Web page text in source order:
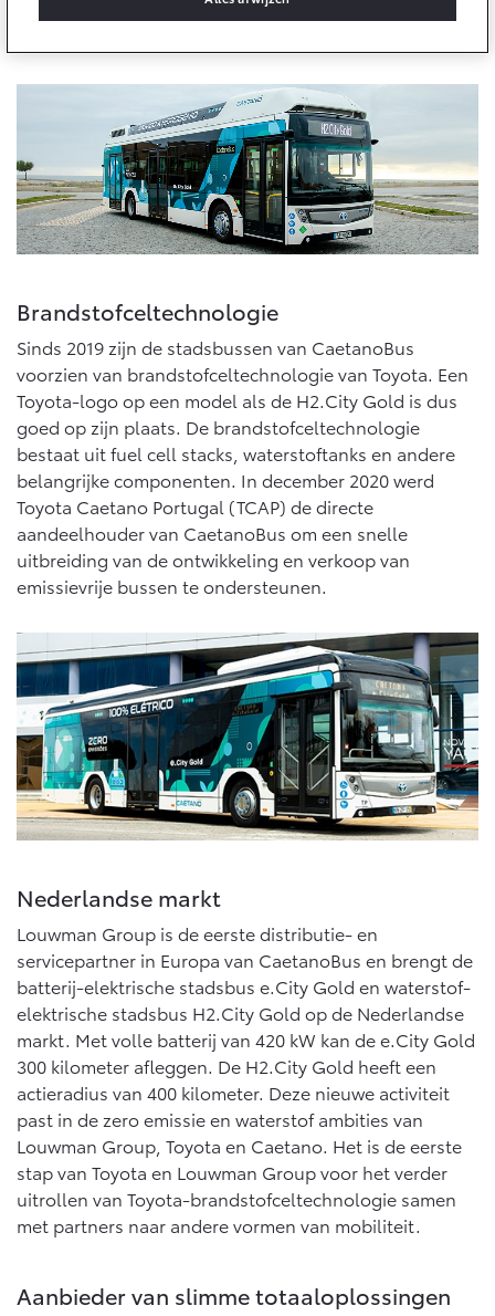
Corolla Cross
Vanaf € 39.995,-
Toyota C-HR
HYBRIDE
Vanaf € 36.495,-
Toyota C-HR+
Vanaf € 37.995,-
RAV4
Vanaf € 49.995,-
bZ4X
BATTERIJ-ELEKTRISCH
Vanaf € 39.995,-
bZ4X Touring
BATTERIJ-ELEKTRISCH
Vanaf € 48.995,-
Mirai
WATERSTOF-ELEKTRISCH
Vanaf € 76.695,-
Proace City (excl. BTW)
OOK ALS BATTERIJ-
Vanaf € 27.945,-
Proace (excl. BTW)
OOK ALS BATTERIJ-
ELEKTRISCH
Proace Verso
BATTERIJ-ELEKTRISCH
Onderdelen & Accessoires
Onderdelen
Accessoires
Banden
Connected
Connected Services
MyToyota login
MyToyota App
Abonnementen
Multimedia
Connected check
Navigatie updates
Energie en slim laden
Toyota Autoverzekering
Toyota Hybride Autoverzekering
Bedrijfswagens op maat
Financieren of leasen
Verzekeren
CaetanoBus en het beroemde beeldmerk van Toyota te
Brandstofceltechnologie
Sinds 2019 zijn de stadsbussen van CaetanoBus
voorzien van brandstofceltechnologie van Toyota. Een
Toyota-logo op een model als de H2.City Gold is dus
goed op zijn plaats. De brandstofceltechnologie
bestaat uit fuel cell stacks, waterstoftanks en andere
belangrijke componenten. In december 2020 werd
Toyota Caetano Portugal (TCAP) de directe
aandeelhouder van CaetanoBus om een snelle
uitbreiding van de ontwikkeling en verkoop van
emissievrije bussen te ondersteunen.
Nederlandse markt
Louwman Group is de eerste distributie- en
servicepartner in Europa van CaetanoBus en brengt de
batterij-elektrische stadsbus e.City Gold en waterstof-
elektrische stadsbus H2.City Gold op de Nederlandse
markt. Met volle batterij van 420 kW kan de e.City Gold
300 kilometer afleggen. De H2.City Gold heeft een
actieradius van 400 kilometer. Deze nieuwe activiteit
past in de zero emissie en waterstof ambities van
Louwman Group, Toyota en Caetano. Het is de eerste
stap van Toyota en Louwman Group voor het verder
uitrollen van Toyota-brandstofceltechnologie samen
met partners naar andere vormen van mobiliteit.
Aanbieder van slimme totaaloplossingen